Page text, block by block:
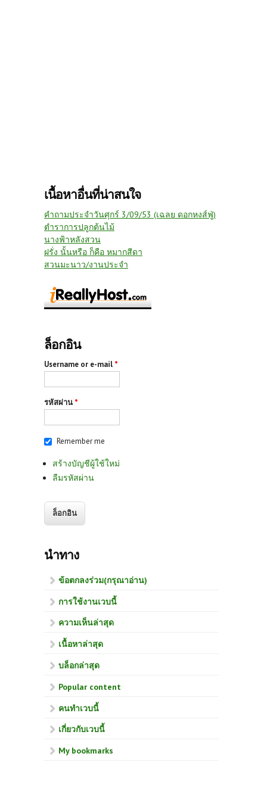
เนื้อหาอื่นที่น่าสนใจ
คำถามประจำวันศุกร์ 3/09/53 (เฉลย ดอกหงส์ฟู่)
ตำราการปลูกต้นไม้
นางฟ้าหลังสวน
ฝรั่ง นั้นหรือ ก็คือ หมากสีดา
สวนมะนาว/งานประจำ
ล็อกอิน
Username or e-mail *
รหัสผ่าน *
Remember me
สร้างบัญชีผู้ใช้ใหม่
ลืมรหัสผ่าน
นำทาง
ข้อตกลงร่วม(กรุณาอ่าน)
การใช้งานเวบนี้
ความเห็นล่าสุด
เนื้อหาล่าสุด
บล็อกล่าสุด
Popular content
คนทำเวบนี้
เกี่ยวกับเวบนี้
My bookmarks